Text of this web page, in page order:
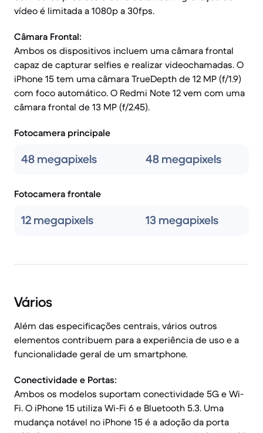
vídeo é limitada a 1080p a 30fps.
Câmara Frontal:
Ambos os dispositivos incluem uma câmara frontal
capaz de capturar selfies e realizar videochamadas. O
iPhone 15 tem uma câmara TrueDepth de 12 MP (f/1.9)
com foco automático. O Redmi Note 12 vem com uma
câmara frontal de 13 MP (f/2.45).
Fotocamera principale
48 megapixels 48 megapixels
Fotocamera frontale
12 megapixels 13 megapixels
Vários
Além das especificações centrais, vários outros
elementos contribuem para a experiência de uso e a
funcionalidade geral de um smartphone.
Conectividade e Portas:
Ambos os modelos suportam conectividade 5G e Wi-
Fi. O iPhone 15 utiliza Wi-Fi 6 e Bluetooth 5.3. Uma
mudança notável no iPhone 15 é a adoção da porta